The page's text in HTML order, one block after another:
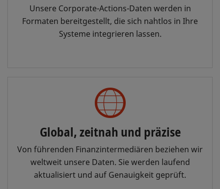
Unsere Corporate-Actions-Daten werden in
Formaten bereitgestellt, die sich nahtlos in Ihre
Systeme integrieren lassen.
Global, zeitnah und präzise
Von führenden Finanzintermediären beziehen wir
weltweit unsere Daten. Sie werden laufend
aktualisiert und auf Genauigkeit geprüft.